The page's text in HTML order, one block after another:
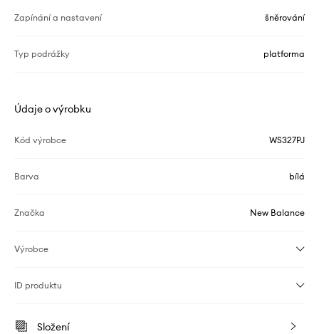
Zapínání a nastavení šněrování
Typ podrážky platforma
Údaje o výrobku
Kód výrobce WS327PJ
Barva bílá
Značka New Balance
Výrobce
ID produktu
Složení